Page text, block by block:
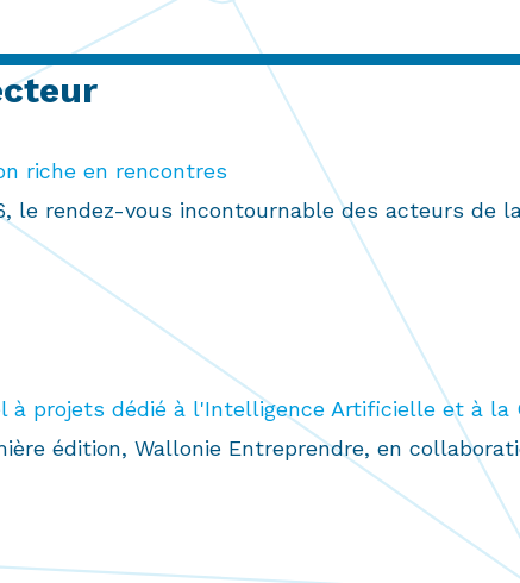
riche en rencontres
le rendez-vous incontournable des acteurs de
à projets dédié à l'Intelligence Artificielle et à la
édition, Wallonie Entreprendre, en